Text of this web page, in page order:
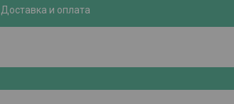
Доставка и оплата